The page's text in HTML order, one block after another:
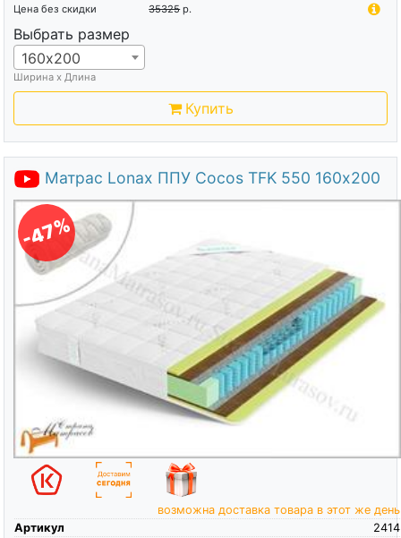
Цена без скидки 35325 р.
Выбрать размер
160х200
Ширина х Длина
Купить
Матрас Lonax ППУ Cocos TFK 550 160х200
-47%
возможна доставка товара в этот же день
Артикул
2414